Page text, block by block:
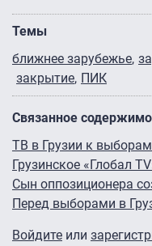
Темы
ближнее зарубежье
закрытие ПИК
Связанное
ТВ в Грузии к
Грузинское «Глобал
Сын оппозиционера
Перед выборами в
Войдите или